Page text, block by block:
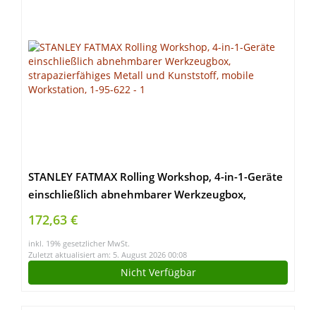
STANLEY FATMAX Rolling Workshop, 4-in-1-Geräte
einschließlich abnehmbarer Werkzeugbox,
strapazierfähiges Metall und Kunststoff, mobile
Workstation, 1-95-622
172,63 €
inkl. 19% gesetzlicher MwSt.
Zuletzt aktualisiert am: 5. August 2026 00:08
Nicht Verfügbar